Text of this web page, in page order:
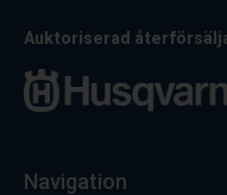
Auktoriserad
Navigation